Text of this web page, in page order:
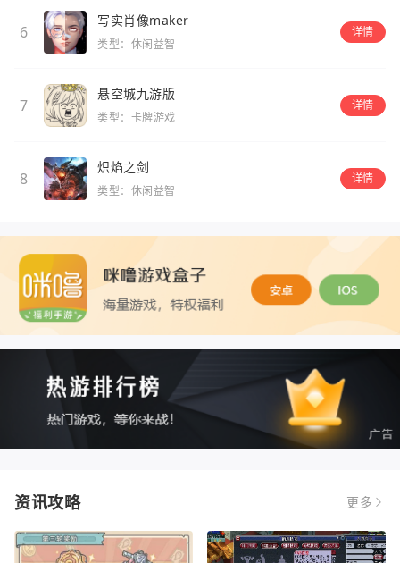
6
写实肖像maker
类型：休闲益智
详情
7
悬空城九游版
类型：卡牌游戏
详情
8
炽焰之剑
类型：休闲益智
详情
资讯攻略 更多